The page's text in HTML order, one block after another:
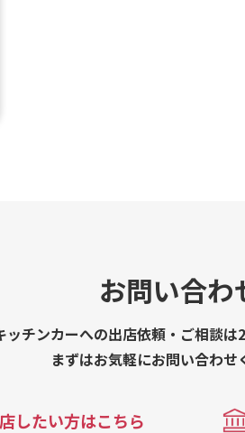
お問い合わ
ッチンカーへの出店依頼・ご相談は
まずはお気軽にお問い合わせ
したい方はこちら